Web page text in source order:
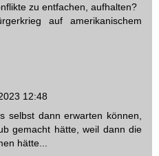
zu entfachen, aufhalten?
auf amerikanischem
12:48
selbst dann erwarten können,
gemacht hätte, weil dann die
hätte...